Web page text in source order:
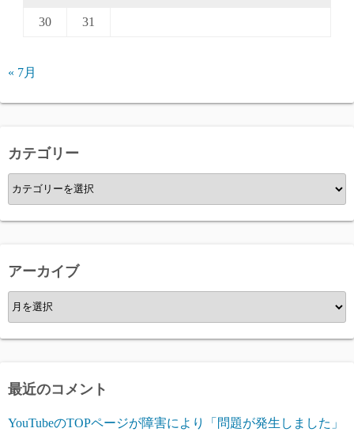
30 31
« 7月
カテゴリー
カ
テ
ゴ
ー
アーカイブ
ア
ー
カ
ブ
最近のコメント
YouTubeのTOPページが障害により「問題が発生しました」